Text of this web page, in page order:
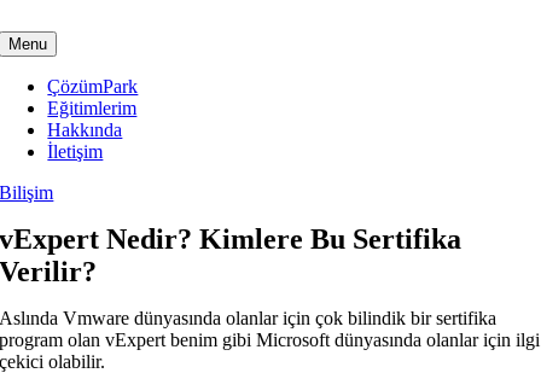
to
content
Menu
ÇözümPark
Eğitimlerim
Hakkında
İletişim
Bilişim
vExpert Nedir? Kimlere Bu Sertifika
Verilir?
Aslında Vmware dünyasında olanlar için çok bilindik bir sertifika
program olan vExpert benim gibi Microsoft dünyasında olanlar için ilgi
çekici olabilir.